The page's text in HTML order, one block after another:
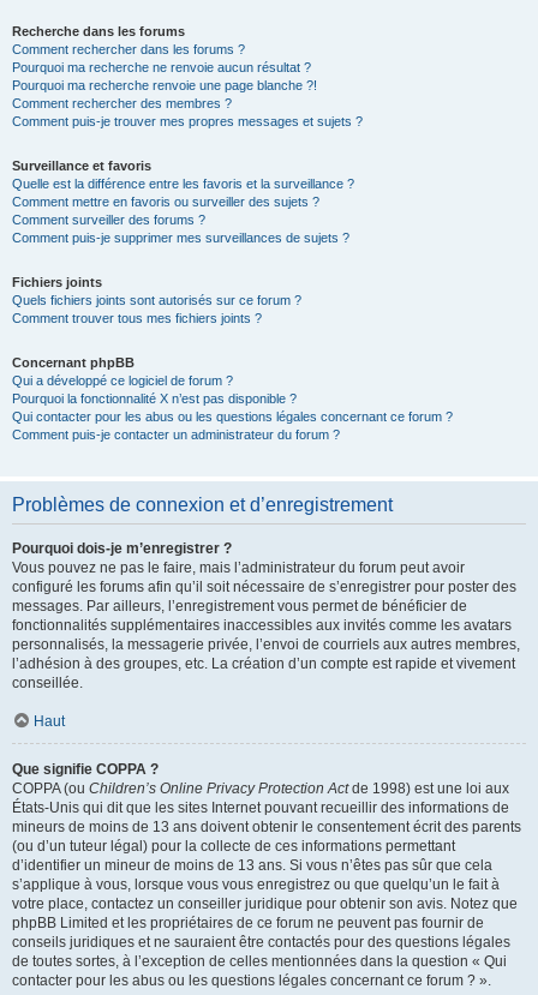
Recherche dans les forums
Comment rechercher dans les forums ?
Pourquoi ma recherche ne renvoie aucun résultat ?
Pourquoi ma recherche renvoie une page blanche ?!
Comment rechercher des membres ?
Comment puis-je trouver mes propres messages et sujets ?
Surveillance et favoris
Quelle est la différence entre les favoris et la surveillance ?
Comment mettre en favoris ou surveiller des sujets ?
Comment surveiller des forums ?
Comment puis-je supprimer mes surveillances de sujets ?
Fichiers joints
Quels fichiers joints sont autorisés sur ce forum ?
Comment trouver tous mes fichiers joints ?
Concernant phpBB
Qui a développé ce logiciel de forum ?
Pourquoi la fonctionnalité X n’est pas disponible ?
Qui contacter pour les abus ou les questions légales concernant ce forum ?
Comment puis-je contacter un administrateur du forum ?
Problèmes de connexion et d’enregistrement
Pourquoi dois-je m’enregistrer ?
Vous pouvez ne pas le faire, mais l’administrateur du forum peut avoir
configuré les forums afin qu’il soit nécessaire de s’enregistrer pour poster des
messages. Par ailleurs, l’enregistrement vous permet de bénéficier de
fonctionnalités supplémentaires inaccessibles aux invités comme les avatars
personnalisés, la messagerie privée, l’envoi de courriels aux autres membres,
l’adhésion à des groupes, etc. La création d’un compte est rapide et vivement
conseillée.
Haut
Que signifie COPPA ?
COPPA (ou Children’s Online Privacy Protection Actde 1998) est une loi aux
États-Unis qui dit que les sites Internet pouvant recueillir des informations de
mineurs de moins de 13 ans doivent obtenir le consentement écrit des parents
(ou d’un tuteur légal) pour la collecte de ces informations permettant
d’identifier un mineur de moins de 13 ans. Si vous n’êtes pas sûr que cela
s’applique à vous, lorsque vous vous enregistrez ou que quelqu’un le fait à
votre place, contactez un conseiller juridique pour obtenir son avis. Notez que
phpBB Limited et les propriétaires de ce forum ne peuvent pas fournir de
conseils juridiques et ne sauraient être contactés pour des questions légales
de toutes sortes, à l’exception de celles mentionnées dans la question « Qui
contacter pour les abus ou les questions légales concernant ce forum ? ».